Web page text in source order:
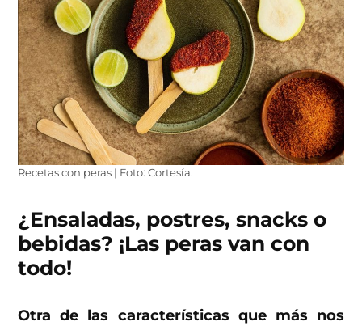
Recetas con peras | Foto: Cortesía.
¿Ensaladas, postres, snacks o
bebidas? ¡Las peras van con
todo!
Otra de las características que más nos